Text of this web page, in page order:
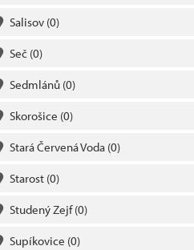
Salisov (0)
Seč (0)
Sedmlánů (0)
Skorošice (0)
Stará Červená Voda (0)
Starost (0)
Studený Zejf(0)
Supíkovice (0)